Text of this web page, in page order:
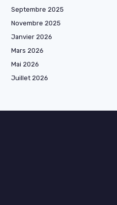
Septembre 2025
Novembre 2025
Janvier 2026
Mars 2026
Mai 2026
Juillet 2026